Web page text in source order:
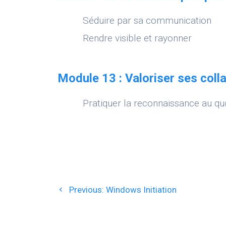
Séduire par sa communication
Rendre visible et rayonner
Module 13 : Valoriser ses
Pratiquer la reconnaissance au
Navigation
Previous: Previous
Windows Initiation